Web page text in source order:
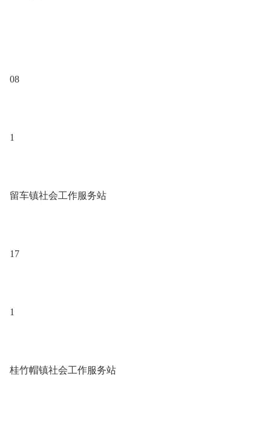
08
1
留车镇社会工作服务站
17
1
桂竹帽镇社会工作服务站